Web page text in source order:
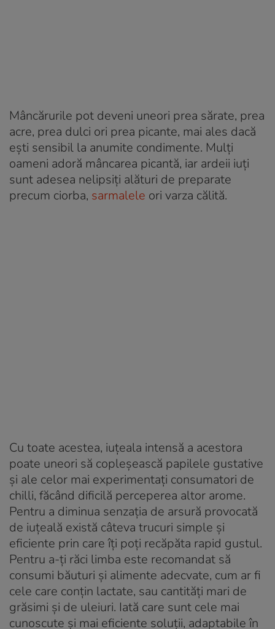
Mâncărurile pot deveni uneori prea sărate, prea
acre, prea dulci ori prea picante, mai ales dacă
ești sensibil la anumite condimente. Mulți
oameni adoră mâncarea picantă, iar ardeii iuți
sunt adesea nelipsiți alături de preparate
precum ciorba, sarmalele ori varza călită.
Cu toate acestea, iuțeala intensă a acestora
poate uneori să copleșească papilele gustative
și ale celor mai experimentați consumatori de
chilli, făcând dificilă perceperea altor arome.
Pentru a diminua senzația de arsură provocată
de iuțeală există câteva trucuri simple și
eficiente prin care îți poți recăpăta rapid gustul.
Pentru a-ți răci limba este recomandat să
consumi băuturi și alimente adecvate, cum ar fi
cele care conțin lactate, sau cantități mari de
grăsimi și de uleiuri. Iată care sunt cele mai
cunoscute și mai eficiente soluții, adaptabile în